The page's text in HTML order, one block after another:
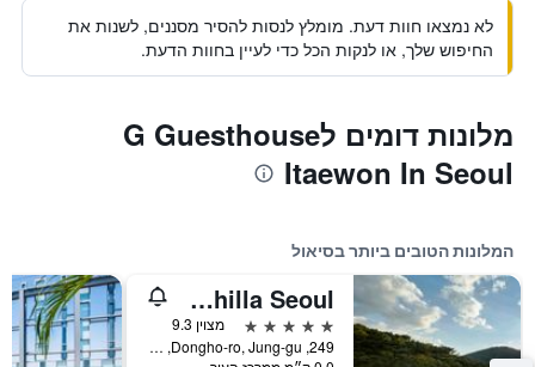
לא נמצאו חוות דעת. מומלץ לנסות להסיר מסננים, לשנות את
החיפוש שלך, או לנקות הכל כדי לעיין בחוות הדעת.
מלונות דומים לG Guesthouse
Itaewon In Seoul
המלונות הטובים ביותר בסיאול
The Shilla Seoul
5 כוכבים
מצוין 9.3
249, Dongho-ro, Jung-gu, סיאול, דרום קוריאה